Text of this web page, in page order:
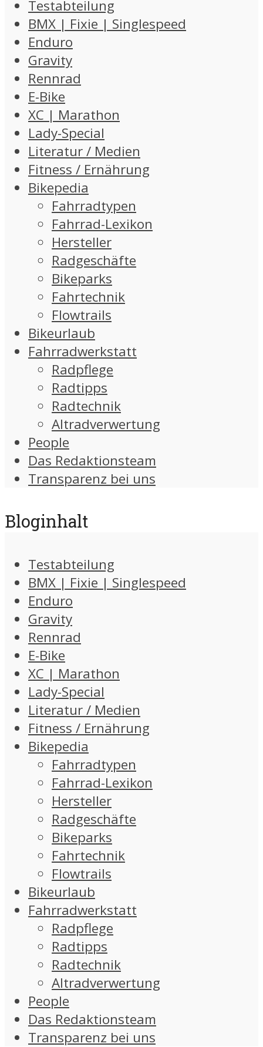
Testabteilung
BMX | Fixie | Singlespeed
Enduro
Gravity
Rennrad
E-Bike
XC | Marathon
Lady-Special
Literatur / Medien
Fitness / Ernährung
Bikepedia
Fahrradtypen
Fahrrad-Lexikon
Hersteller
Radgeschäfte
Bikeparks
Fahrtechnik
Flowtrails
Bikeurlaub
Fahrradwerkstatt
Radpflege
Radtipps
Radtechnik
Altradverwertung
People
Das Redaktionsteam
Transparenz bei uns
Bloginhalt
Testabteilung
BMX | Fixie | Singlespeed
Enduro
Gravity
Rennrad
E-Bike
XC | Marathon
Lady-Special
Literatur / Medien
Fitness / Ernährung
Bikepedia
Fahrradtypen
Fahrrad-Lexikon
Hersteller
Radgeschäfte
Bikeparks
Fahrtechnik
Flowtrails
Bikeurlaub
Fahrradwerkstatt
Radpflege
Radtipps
Radtechnik
Altradverwertung
People
Das Redaktionsteam
Transparenz bei uns